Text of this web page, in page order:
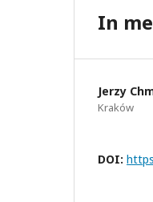
In
Jerzy
Kraków
DOI: